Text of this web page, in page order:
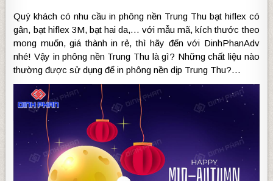
Quý khách có nhu cầu in phông nền Trung Thu bạt hiflex có
gân, bạt hiflex 3M, bạt hai da,… với mẫu mã, kích thước theo
mong muốn, giá thành in rẻ, thì hãy đến với DinhPhanAdv
nhé! Vậy in phông nền Trung Thu là gì? Những chất liệu nào
thường được sử dụng để in phông nền dịp Trung Thu?…